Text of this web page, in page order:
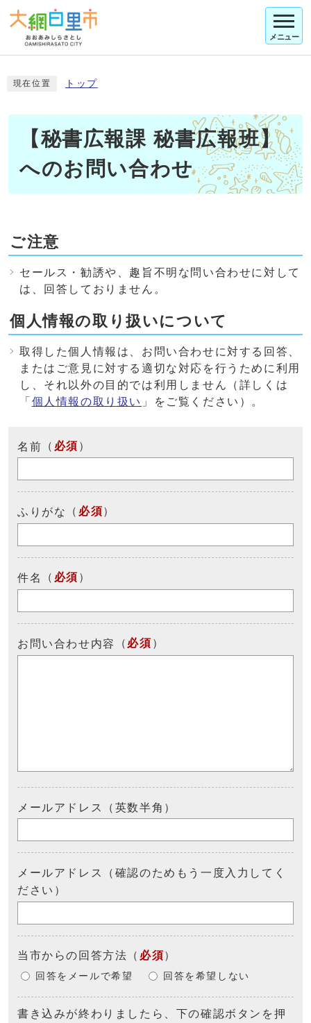
メニュー
現在位置 トップ
【秘書広報課 秘書広報班】
へのお問い合わせ
ご注意
セールス・勧誘や、趣旨不明な問い合わせに対して
は、回答しておりません。
個人情報の取り扱いについて
取得した個人情報は、お問い合わせに対する回答、
またはご意見に対する適切な対応を行うために利用
し、それ以外の目的では利用しません（詳しくは
「 個人情報の取り扱い 」をご覧ください）。
名前 （ 必須 ）
ふりがな （ 必須）
件名 （ 必須 ）
お問い合わせ内容 （ 必須 ）
メールアドレス（英数半角）
メールアドレス（確認のためもう一度入力してく
ださい）
当市からの回答方法 （ 必須）
回答をメールで希望 回答を希望しない
書き込みが終わりましたら、下の確認ボタンを押